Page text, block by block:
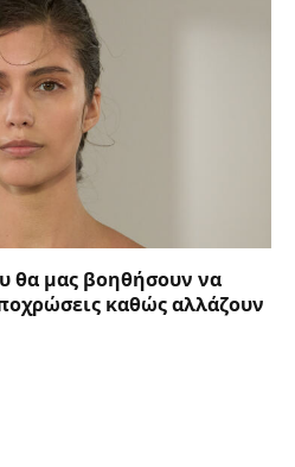
θα μας βοηθήσουν να
καθώς αλλάζουν